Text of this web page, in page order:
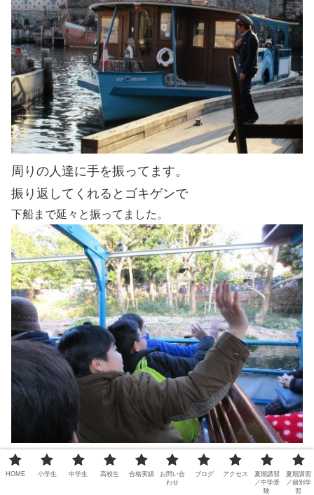
周りの人達に手を振ってます。
振り返してくれるとゴキゲンで
下船まで延々と振ってました。
この後は水遊びへ。 午前中もここで遊んだようです。
水が出たり、止まったりしています。
HOME 小学生 中学生 高校生 合格実績
お問い合
わせ
ブログ アクセス
夏期講習
／中学受
験
夏期講習
／個別学
習